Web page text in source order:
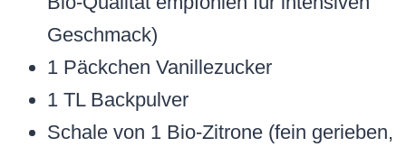
Geschmack)
1 Päckchen Vanillezucker
1 TL Backpulver
Schale von 1 Bio-Zitrone (fein gerieben,